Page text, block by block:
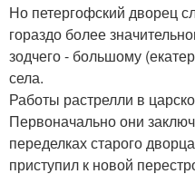
Но петергофский дворец
гораздо более
зодчего - большому
села.
Работы растрелли в
Первоначально они
переделках старого
приступил к новой